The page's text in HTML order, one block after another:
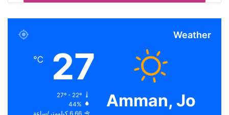
Weather
Amman, Jo
27
℃
27º - 22º
44%
6.66 كيلومتر/ساعة